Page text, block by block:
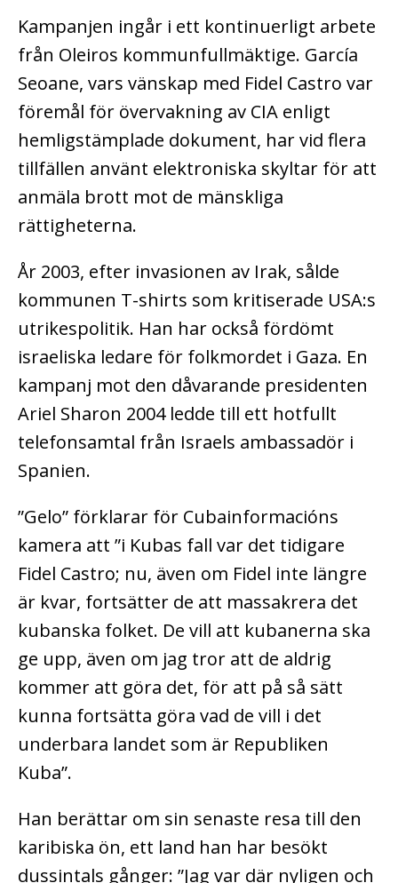
Kampanjen ingår i ett kontinuerligt arbete
från Oleiros kommunfullmäktige. García
Seoane, vars vänskap med Fidel Castro var
föremål för övervakning av CIA enligt
hemligstämplade dokument, har vid flera
tillfällen använt elektroniska skyltar för att
anmäla brott mot de mänskliga
rättigheterna.
År 2003, efter invasionen av Irak, sålde
kommunen T-shirts som kritiserade USA:s
utrikespolitik. Han har också fördömt
israeliska ledare för folkmordet i Gaza. En
kampanj mot den dåvarande presidenten
Ariel Sharon 2004 ledde till ett hotfullt
telefonsamtal från Israels ambassadör i
Spanien.
”Gelo” förklarar för Cubainformacións
kamera att ”i Kubas fall var det tidigare
Fidel Castro; nu, även om Fidel inte längre
är kvar, fortsätter de att massakrera det
kubanska folket. De vill att kubanerna ska
ge upp, även om jag tror att de aldrig
kommer att göra det, för att på så sätt
kunna fortsätta göra vad de vill i det
underbara landet som är Republiken
Kuba”.
Han berättar om sin senaste resa till den
karibiska ön, ett land han har besökt
dussintals gånger: ”Jag var där nyligen och